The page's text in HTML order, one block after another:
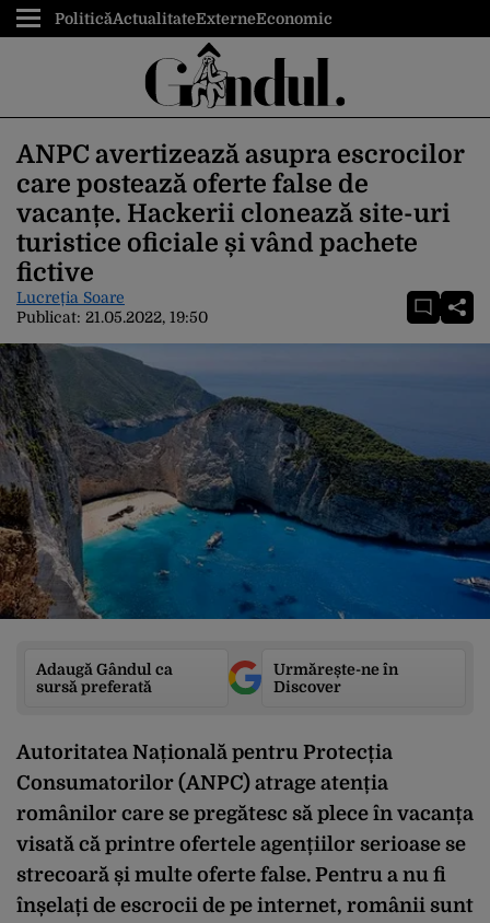
PoliticăActualitateExterneEconomic
ANPC avertizează asupra escrocilor
care postează oferte false de
vacanțe. Hackerii clonează site-uri
turistice oficiale și vând pachete
fictive
Lucreția Soare
Publicat: 21.05.2022, 19:50
Adaugă Gândul ca
sursă preferată
Urmărește-ne în
Discover
Autoritatea Națională pentru Protecția
Consumatorilor (ANPC) atrage atenția
românilor care se pregătesc să plece în vacanța
visată că printre ofertele agențiilor serioase se
strecoară și multe oferte false. Pentru a nu fi
înșelați de escrocii de pe internet, românii sunt